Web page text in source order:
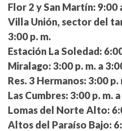
Flor 2 y San Martín: 9:00
Villa Unión, sector del
3:00 p. m.
Estación La Soledad:
Miralago: 3:00 p. m. a
Res. 3 Hermanos: 3:00 p.
Las Cumbres: 3:00 p. m.
Lomas del Norte Alto:
Altos del Paraíso Bajo: